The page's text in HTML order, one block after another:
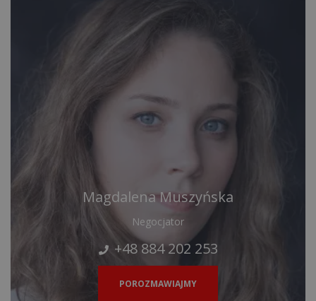
Magdalena Muszyńska
Negocjator
+48 884 202 253
POROZMAWIAJMY